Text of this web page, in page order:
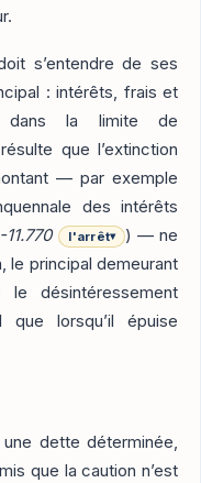
s’entendre de ses
: intérêts, frais et
dans la limite de
que l’extinction
— par exemple
des intérêts
l'arrêt▾
) — ne
le principal demeurant
désintéressement
lorsqu’il épuise
dette déterminée,
que la caution n’est